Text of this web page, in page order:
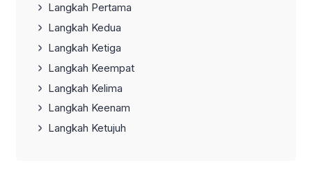
Langkah Pertama
Langkah Kedua
Langkah Ketiga
Langkah Keempat
Langkah Kelima
Langkah Keenam
Langkah Ketujuh